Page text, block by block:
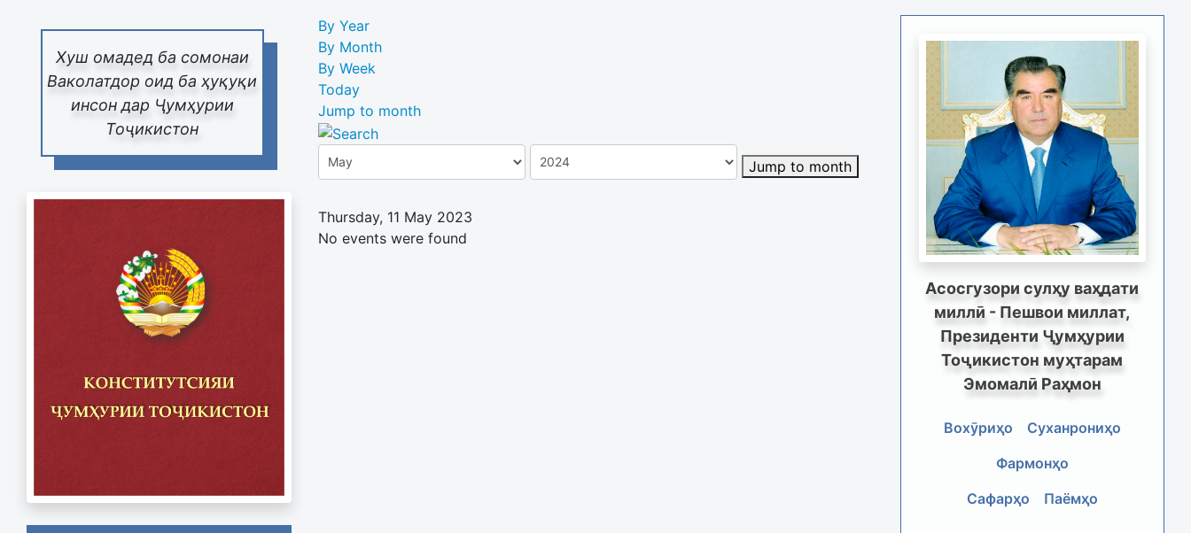
Хуш омадед ба сомонаи
Ваколатдор оид ба ҳуқуқи
инсон дар Ҷумҳурии
Тоҷикистон
By Year
By Month
By Week
Today
Jump to month
Jump to month
Thursday, 11 May 2023
No events were found
Асосгузори сулҳу ваҳдати
миллӣ - Пешвои миллат,
Президенти Ҷумҳурии
Тоҷикистон муҳтарам
Эмомалӣ Раҳмон
Вохӯриҳо
Суханрониҳо
Фармонҳо
Сафарҳо
Паёмҳо